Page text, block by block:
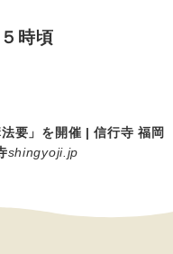
時頃
要」を開催 | 信行寺 福岡
shingyoji.jp